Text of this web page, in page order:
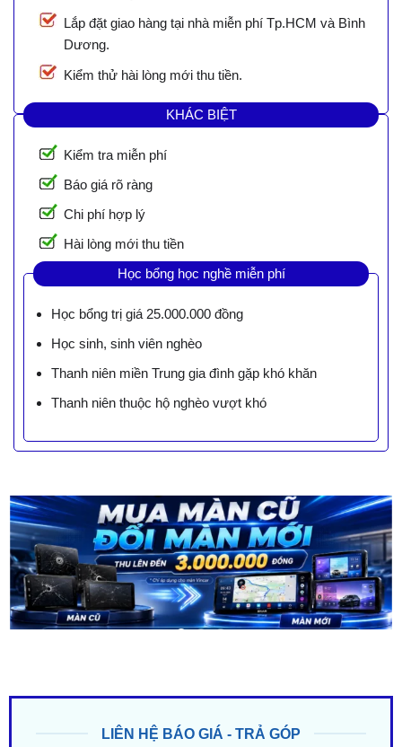
Lắp đặt giao hàng tại nhà miễn phí Tp.HCM và Bình
Dương.
Kiểm thử hài lòng mới thu tiền.
KHÁC BIỆT
Kiểm tra miễn phí
Báo giá rõ ràng
Chi phí hợp lý
Hài lòng mới thu tiền
Học bổng học nghề miễn phí
Học bổng trị giá 25.000.000 đồng
Học sinh, sinh viên nghèo
Thanh niên miền Trung gia đình gặp khó khăn
Thanh niên thuộc hộ nghèo vượt khó